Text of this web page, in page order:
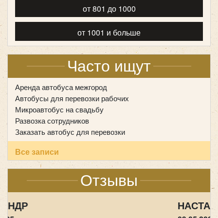
от 801 до 1000
от 1001 и больше
Часто ищут
Аренда автобуса межгород
Автобусы для перевозки рабочих
Микроавтобус на свадьбу
Развозка сотрудников
Заказать автобус для перевозки
Все записи
Отзывы
НАСТАСИЯ
Количество мест:
Класс:VIP
Цена от:
Mercedes Sprinter 907 (люкс)